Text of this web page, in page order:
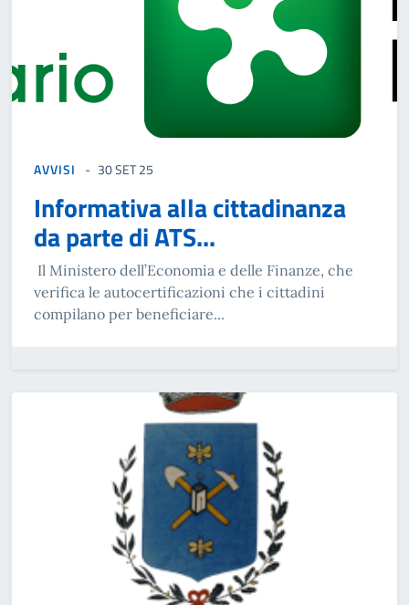
AVVISI 30 SET 25
Informativa alla cittadinanza
da parte di ATS...
Il Ministero dell’Economia e delle Finanze, che
verifica le autocertificazioni che i cittadini
compilano per beneficiare...